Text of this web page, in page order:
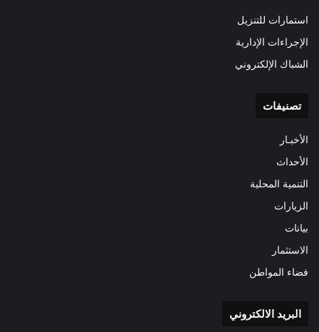
استمارات للتنزيل
الإجراءات الإدارية
الشباك الإلكتروني
تصنيفات
الأخبـار
الأحداث
التنمية المحلية
الزيارات
بيانات
الاستثمار
فضاء المواطن
البريد الالكتروني